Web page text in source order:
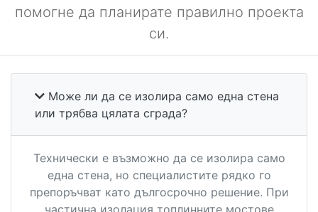
помогне да планирате правилно проекта
си.
Може ли да се изолира само една стена
или трябва цялата сграда?
Технически е възможно да се изолира само
една стена, но специалистите рядко го
препоръчват като дългосрочно решение. При
частична изолация топлинните мостове